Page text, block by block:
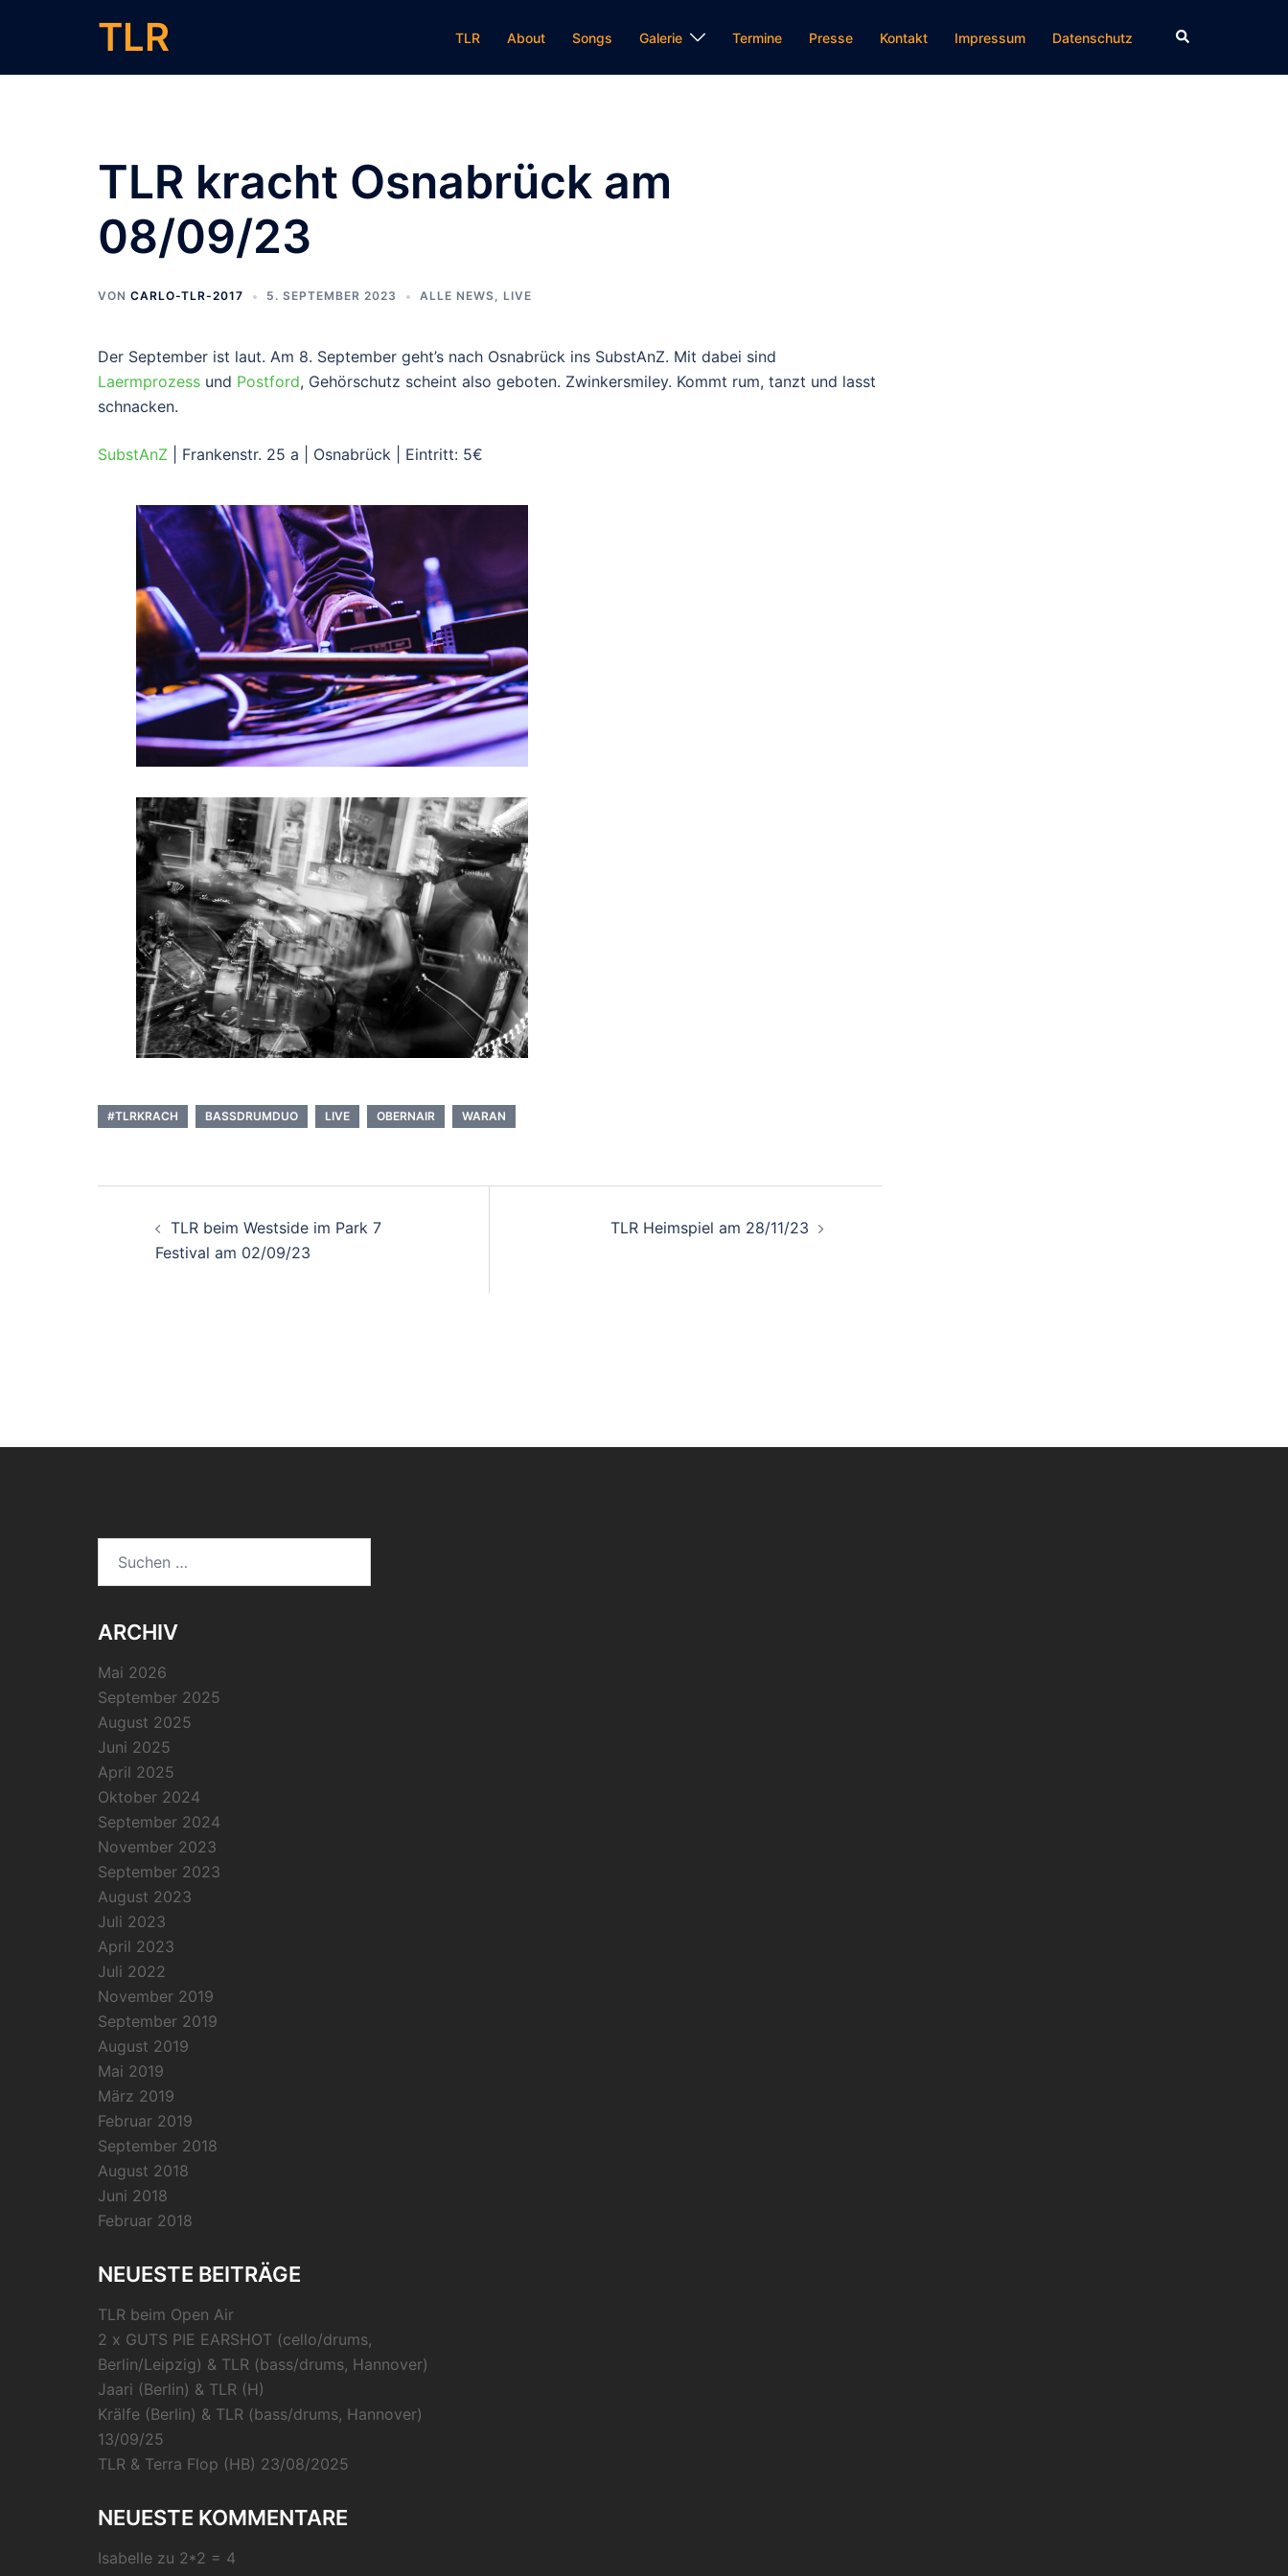
TLR TLR About Songs Galerie Termine Presse Kontakt Impressum Datenschutz Suche
TLR kracht Osnabrück am
08/09/23
VON CARLO-TLR-2017 5. SEPTEMBER 2023 ALLE NEWS, LIVE
Der September ist laut. Am 8. September geht’s nach Osnabrück ins SubstAnZ. Mit dabei sind
Laermprozess und Postford, Gehörschutz scheint also geboten. Zwinkersmiley. Kommt rum, tanzt und lasst
schnacken.
SubstAnZ | Frankenstr. 25 a | Osnabrück | Eintritt: 5€
#TLRKRACH BASSDRUMDUO LIVE OBERNAIR WARAN
TLR beim Westside im Park 7
Festival am 02/09/23
TLR Heimspiel am 28/11/23
ARCHIV
Mai 2026
September 2025
August 2025
Juni 2025
April 2025
Oktober 2024
September 2024
November 2023
September 2023
August 2023
Juli 2023
April 2023
Juli 2022
November 2019
September 2019
August 2019
Mai 2019
März 2019
Februar 2019
September 2018
August 2018
Juni 2018
Februar 2018
NEUESTE BEITRÄGE
TLR beim Open Air
2 x GUTS PIE EARSHOT (cello/drums,
Berlin/Leipzig) & TLR (bass/drums, Hannover)
Jaari (Berlin) & TLR (H)
Krälfe (Berlin) & TLR (bass/drums, Hannover)
13/09/25
TLR & Terra Flop (HB) 23/08/2025
NEUESTE KOMMENTARE
Isabelle zu 2*2 = 4